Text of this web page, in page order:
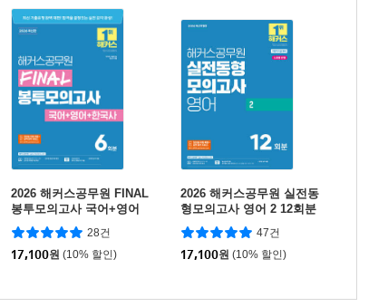
2026 해커스공무원 FINAL
봉투모의고사 국어+영어
+한국사 6회분 (9급 공무
원)
28건
17,100원 (10% 할인)
2026 해커스공무원 실전동
형모의고사 영어 2 12회분
(지방직 9급)
47건
17,100원 (10% 할인)